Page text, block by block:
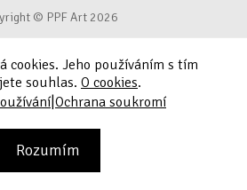
© PPF Art 2026
používání
Ochrana soukromí
cookies. Jeho používáním s tím
souhlas. O cookies.
|Ochrana soukromí
Rozumím